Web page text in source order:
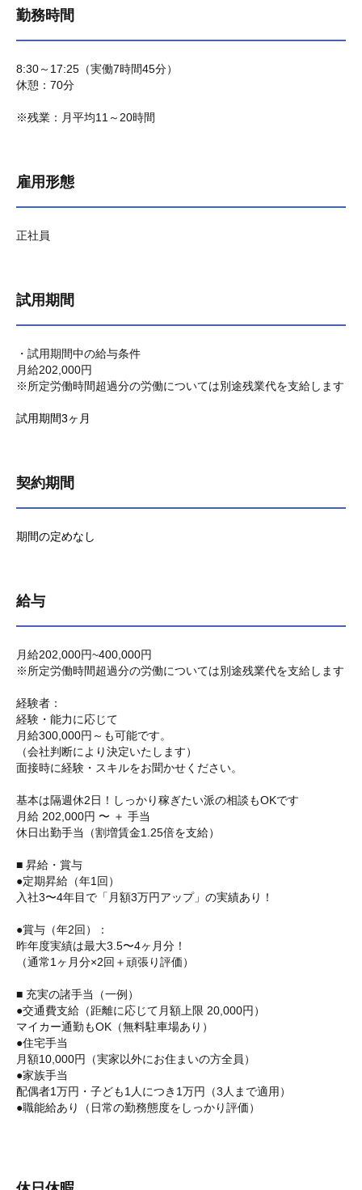
勤務時間
8:30～17:25（実働7時間45分）
休憩：70分
※残業：月平均11～20時間
雇用形態
正社員
試用期間
・試用期間中の給与条件
月給202,000円
※所定労働時間超過分の労働については別途残業代を支給します
試用期間3ヶ月
契約期間
期間の定めなし
給与
月給202,000円~400,000円
※所定労働時間超過分の労働については別途残業代を支給します
経験者：
経験・能力に応じて
月給300,000円～も可能です。
（会社判断により決定いたします）
面接時に経験・スキルをお聞かせください。
基本は隔週休2日！しっかり稼ぎたい派の相談もOKです
月給 202,000円 〜 ＋ 手当
休日出勤手当（割増賃金1.25倍を支給）
■ 昇給・賞与
●定期昇給（年1回）
入社3〜4年目で「月額3万円アップ」の実績あり！
●賞与（年2回）：
昨年度実績は最大3.5〜4ヶ月分！
（通常1ヶ月分×2回＋頑張り評価）
■ 充実の諸手当（一例）
●交通費支給（距離に応じて月額上限 20,000円）
マイカー通勤もOK（無料駐車場あり）
●住宅手当
月額10,000円（実家以外にお住まいの方全員）
●家族手当
配偶者1万円・子ども1人につき1万円（3人まで適用）
●職能給あり（日常の勤務態度をしっかり評価）